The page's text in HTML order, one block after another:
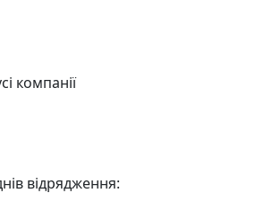
компанії
відрядження: